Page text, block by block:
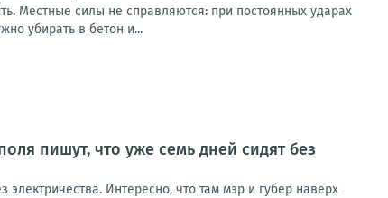
Местные силы не справляются: при постоянных ударах
убирать в бетон и...
пишут, что уже семь дней сидят без
Интересно, что там мэр и губер наверх